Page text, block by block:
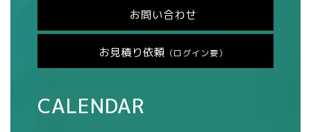
お問い合わせ
お見積り依頼 （ログイン要）
CALENDAR